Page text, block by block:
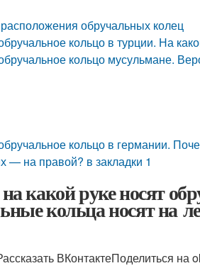
обручальных колец
кольцо в турции. На
кольцо мусульмане.
кольцо в германии.
— на правой? в закладки 1
какой руке носят
кольца носят на
ВКонтактеПоделиться на